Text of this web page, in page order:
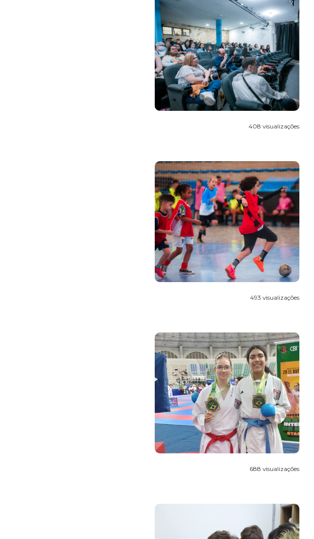
408 visualizações
493 visualizações
688 visualizações